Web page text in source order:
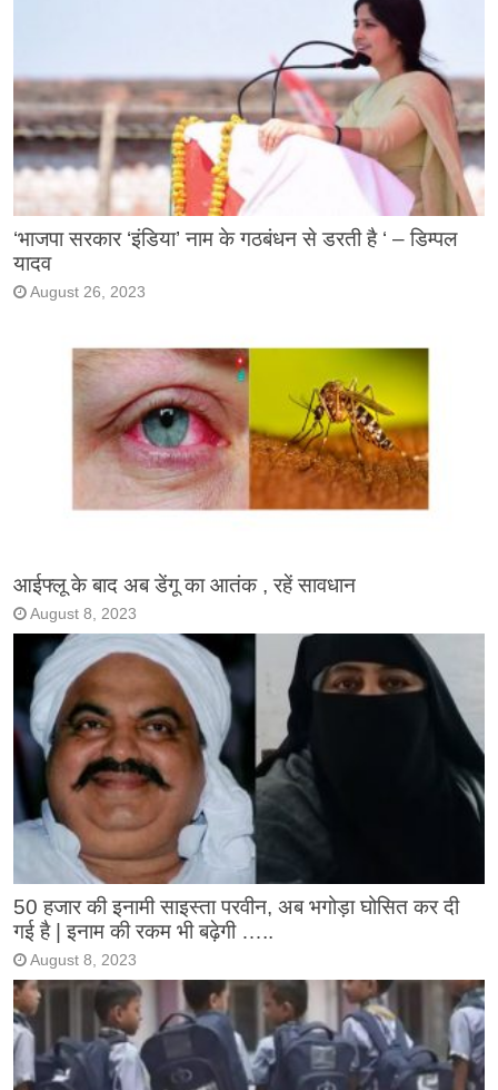
‘भाजपा सरकार ‘इंडिया’ नाम के गठबंधन से डरती है ‘ – डिम्पल
यादव
August 26, 2023
आईफ्लू के बाद अब डेंगू का आतंक , रहें सावधान
August 8, 2023
50 हजार की इनामी साइस्ता परवीन, अब भगोड़ा घोसित कर दी
गई है | इनाम की रकम भी बढ़ेगी …..
August 8, 2023